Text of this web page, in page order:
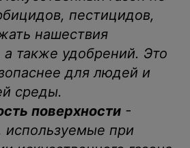
пестицидов,
нашествия
также удобрений. Это
для людей и
среды.
поверхности -
используемые при